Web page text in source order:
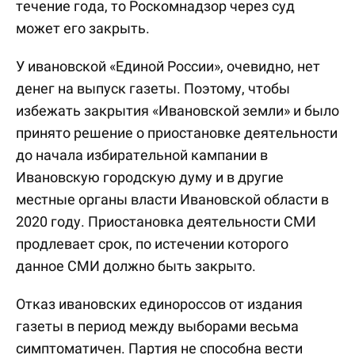
течение года, то Роскомнадзор через суд
может его закрыть.
У ивановской «Единой России», очевидно, нет
денег на выпуск газеты. Поэтому, чтобы
избежать закрытия «Ивановской земли» и было
принято решение о приостановке деятельности
до начала избирательной кампании в
Ивановскую городскую думу и в другие
местные органы власти Ивановской области в
2020 году. Приостановка деятельности СМИ
продлевает срок, по истечении которого
данное СМИ должно быть закрыто.
Отказ ивановских единороссов от издания
газеты в период между выборами весьма
симптоматичен. Партия не способна вести